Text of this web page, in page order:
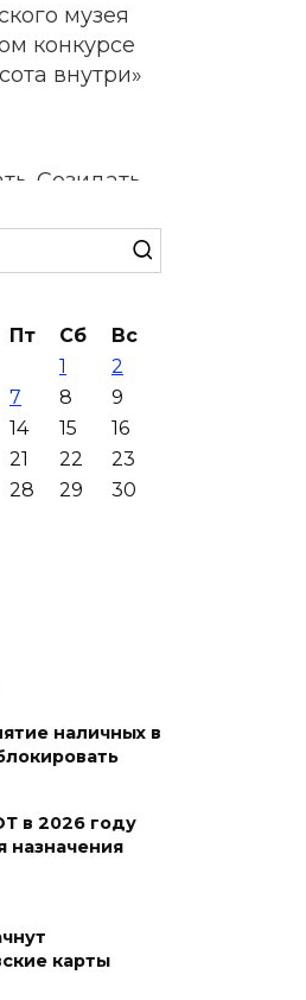
музея
конкурсе
внутри»
Созидать.
вышли 12
отметил
и
ночью в
Пт Сб
Вс
1
2
7 8
9
14 15
16
21 22
23
28 29
30
наличных в
в 2026 году
назначения
карты